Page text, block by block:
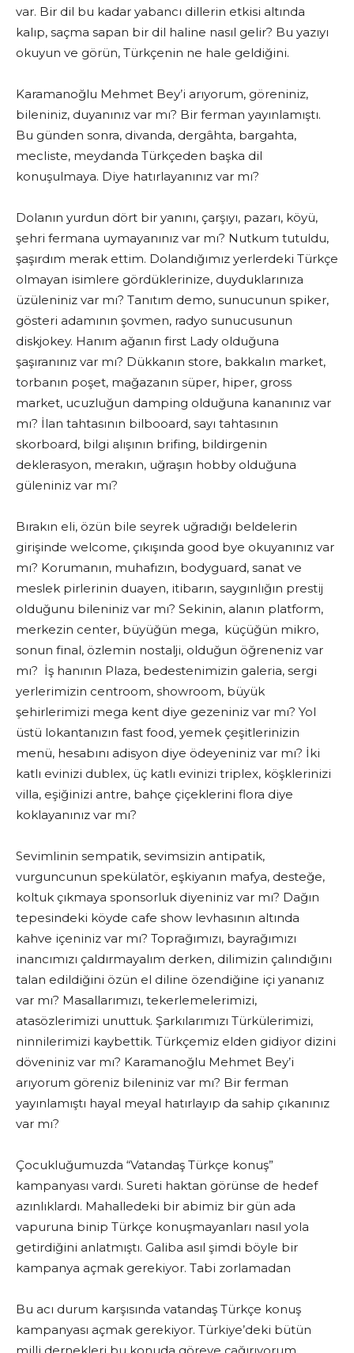
var. Bir dil bu kadar yabancı dillerin etkisi altında
kalıp, saçma sapan bir dil haline nasıl gelir? Bu yazıyı
okuyun ve görün, Türkçenin ne hale geldiğini.
Karamanoğlu Mehmet Bey’i arıyorum, göreniniz,
bileniniz, duyanınız var mı? Bir ferman yayınlamıştı.
Bu günden sonra, divanda, dergâhta, bargahta,
mecliste, meydanda Türkçeden başka dil
konuşulmaya. Diye hatırlayanınız var mı?
Dolanın yurdun dört bir yanını, çarşıyı, pazarı, köyü,
şehri fermana uymayanınız var mı? Nutkum tutuldu,
şaşırdım merak ettim. Dolandığımız yerlerdeki Türkçe
olmayan isimlere gördüklerinize, duyduklarınıza
üzüleniniz var mı? Tanıtım demo, sunucunun spiker,
gösteri adamının şovmen, radyo sunucusunun
diskjokey. Hanım ağanın first Lady olduğuna
şaşıranınız var mı? Dükkanın store, bakkalın market,
torbanın poşet, mağazanın süper, hiper, gross
market, ucuzluğun damping olduğuna kananınız var
mı? İlan tahtasının bilbooard, sayı tahtasının
skorboard, bilgi alışının brifing, bildirgenin
deklerasyon, merakın, uğraşın hobby olduğuna
güleniniz var mı?
Bırakın eli, özün bile seyrek uğradığı beldelerin
girişinde welcome, çıkışında good bye okuyanınız var
mı? Korumanın, muhafızın, bodyguard, sanat ve
meslek pirlerinin duayen, itibarın, saygınlığın prestij
olduğunu bileniniz var mı? Sekinin, alanın platform,
merkezin center, büyüğün mega, küçüğün mikro,
sonun final, özlemin nostalji, olduğun öğreneniz var
mı? İş hanının Plaza, bedestenimizin galeria, sergi
yerlerimizin centroom, showroom, büyük
şehirlerimizi mega kent diye gezeniniz var mı? Yol
üstü lokantanızın fast food, yemek çeşitlerinizin
menü, hesabını adisyon diye ödeyeniniz var mı? İki
katlı evinizi dublex, üç katlı evinizi triplex, köşklerinizi
villa, eşiğinizi antre, bahçe çiçeklerini flora diye
koklayanınız var mı?
Sevimlinin sempatik, sevimsizin antipatik,
vurguncunun spekülatör, eşkiyanın mafya, desteğe,
koltuk çıkmaya sponsorluk diyeniniz var mı? Dağın
tepesindeki köyde cafe show levhasının altında
kahve içeniniz var mı? Toprağımızı, bayrağımızı
inancımızı çaldırmayalım derken, dilimizin çalındığını
talan edildiğini özün el diline özendiğine içi yananız
var mı? Masallarımızı, tekerlemelerimizi,
atasözlerimizi unuttuk. Şarkılarımızı Türkülerimizi,
ninnilerimizi kaybettik. Türkçemiz elden gidiyor dizini
döveniniz var mı? Karamanoğlu Mehmet Bey’i
arıyorum göreniz bileniniz var mı? Bir ferman
yayınlamıştı hayal meyal hatırlayıp da sahip çıkanınız
var mı?
Çocukluğumuzda “Vatandaş Türkçe konuş”
kampanyası vardı. Sureti haktan görünse de hedef
azınlıklardı. Mahalledeki bir abimiz bir gün ada
vapuruna binip Türkçe konuşmayanları nasıl yola
getirdiğini anlatmıştı. Galiba asıl şimdi böyle bir
kampanya açmak gerekiyor. Tabi zorlamadan
Bu acı durum karşısında vatandaş Türkçe konuş
kampanyası açmak gerekiyor. Türkiye’deki bütün